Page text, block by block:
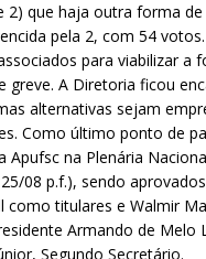
2) que haja outra forma
pela 2, com 54
para viabilizar a
greve. A Diretoria ficou
alternativas sejam
Como último ponto de
na Plenária
08 p.f.), sendo
como titulares e Walmir
Armando de Melo
Segundo Secretário.